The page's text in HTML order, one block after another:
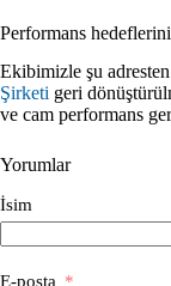
Performans hedeflerini
Ekibimizle şu
Şirketi geri
ve cam performans
Yorumlar
İsim
E-posta